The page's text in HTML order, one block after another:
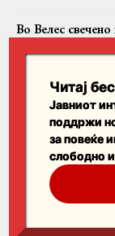
Во Велес
Јоаникиј и
Читај
Јавниот
поддржи
за повеќе
слободно